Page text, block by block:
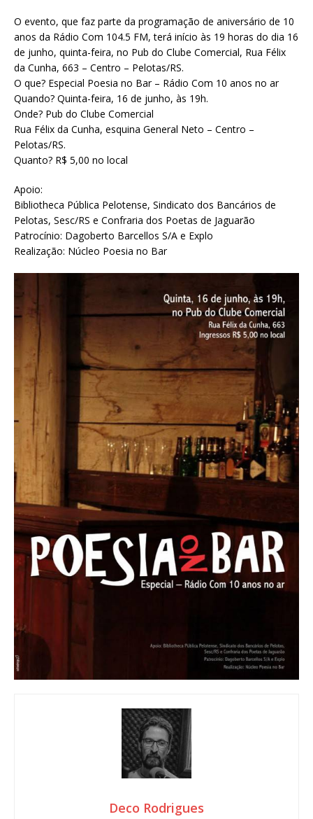
O evento, que faz parte da programação de aniversário de 10
anos da Rádio Com 104.5 FM, terá início às 19 horas do dia 16
de junho, quinta-feira, no Pub do Clube Comercial, Rua Félix
da Cunha, 663 – Centro – Pelotas/RS.
O que? Especial Poesia no Bar – Rádio Com 10 anos no ar
Quando? Quinta-feira, 16 de junho, às 19h.
Onde? Pub do Clube Comercial
Rua Félix da Cunha, esquina General Neto – Centro –
Pelotas/RS.
Quanto? R$ 5,00 no local
Apoio:
Bibliotheca Pública Pelotense, Sindicato dos Bancários de
Pelotas, Sesc/RS e Confraria dos Poetas de Jaguarão
Patrocínio: Dagoberto Barcellos S/A e Explo
Realização: Núcleo Poesia no Bar
Deco Rodrigues